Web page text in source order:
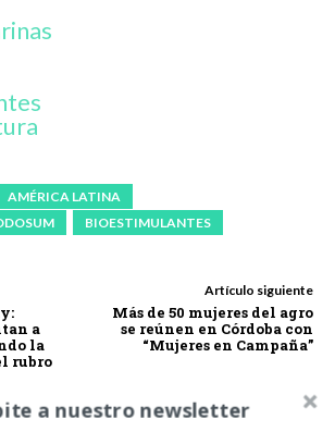
AMÉRICA LATINA
BIOESTIMULANTES
a
la
rubro
Artículo siguiente
Más de 50 mujeres del agro
se reúnen en Córdoba con
“Mujeres en Campaña”
a nuestro newsletter